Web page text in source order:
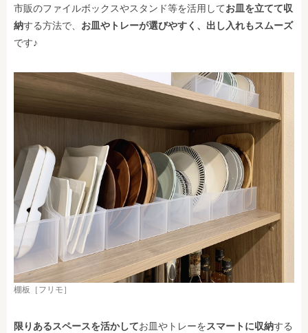
市販のファイルボックスやスタンド等を活用してお皿を立てて収
納する方法で、 お皿やトレーが選びやすく、出し入れもスムーズ
です♪
棚板［フリモ］
限りあるスペースを活かしてお皿やトレーをスマートに収納する